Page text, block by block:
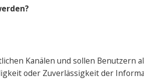
Kanälen und sollen Benutzern
oder Zuverlässigkeit der